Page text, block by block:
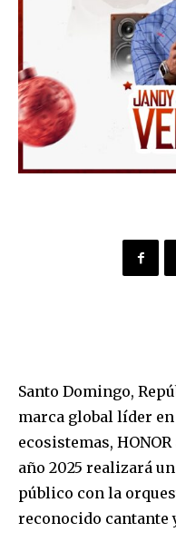
Santo Domingo,
marca global líder
ecosistemas,
año 2025 realizará
público con la
reconocido cantante